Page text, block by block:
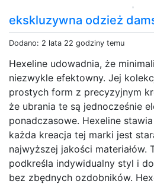
ekskluzywna odzież
Dodano: 2 lata 22 godziny temu
Hexeline udowadnia, że
niezwykle efektowny. Jej
prostych form z precyzyjnym
że ubrania te są jednocześnie
ponadczasowe. Hexeline
każda kreacja tej marki jest
najwyższej jakości materiałów.
podkreśla indywidualny styl i
bez zbędnych ozdobników.